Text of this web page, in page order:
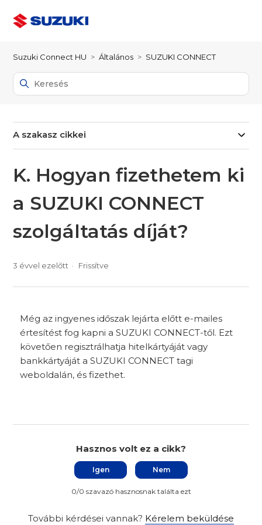
Suzuki Connect HU Általános SUZUKI CONNECT
A szakasz cikkei
K. Hogyan fizethetem ki
a SUZUKI CONNECT
szolgáltatás díját?
3 évvel ezelőtt Frissítve
Még az ingyenes időszak lejárta előtt e-mailes
értesítést fog kapni a SUZUKI CONNECT-től. Ezt
követően regisztrálhatja hitelkártyáját vagy
bankkártyáját a SUZUKI CONNECT tagi
weboldalán, és fizethet.
Hasznos volt ez a cikk?
Igen Nem
0/0 szavazó hasznosnak találta ezt
További kérdései vannak? Kérelem beküldése